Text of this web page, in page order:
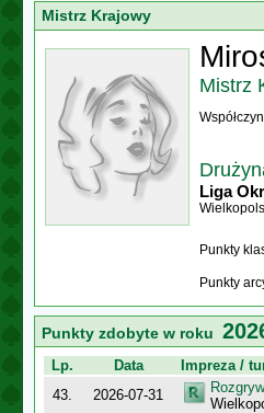
Mistrz Krajowy
Mistrz
Liga
Punkty
Punkty
Punkty zdobyte w roku
Lp. Data
Impreza /
43.
2026-07-31